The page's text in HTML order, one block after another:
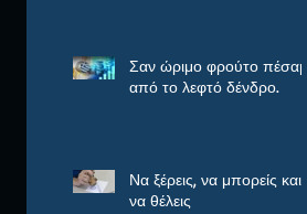
Σαν ώριμο φρούτο πέσαμε
από το λεφτό δένδρο.
Να ξέρεις, να μπορείς και
να θέλεις